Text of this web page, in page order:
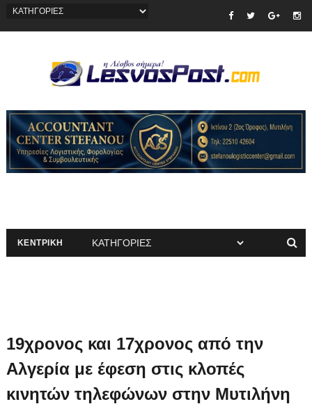
ΚΕΝΤΡΙΚΗ
19χρονος και 17χρονος από την
Αλγερία με έφεση στις κλοπές
κινητών τηλεφώνων στην Μυτιλήνη